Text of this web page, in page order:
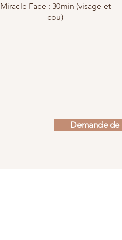
Miracle Face : 30min (visage et
cou)
Demande